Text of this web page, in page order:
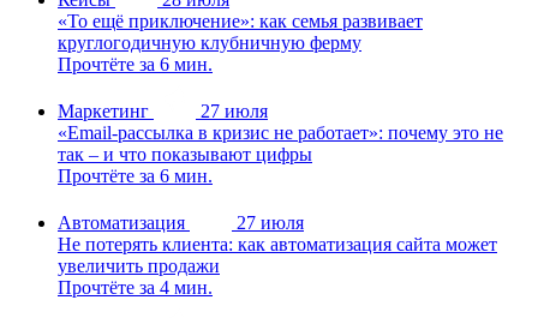
«То ещё приключение»: как семья развивает
круглогодичную клубничную ферму
Прочтёте за 6 мин.
Маркетинг
27 июля
«Email-рассылка в кризис не работает»: почему это не
так – и что показывают цифры
Прочтёте за 6 мин.
Автоматизация
27 июля
Не потерять клиента: как автоматизация сайта может
увеличить продажи
Прочтёте за 4 мин.